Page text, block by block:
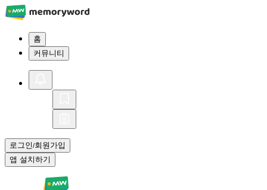
홈
커뮤니티
로그인/회원가입
앱 설치하기